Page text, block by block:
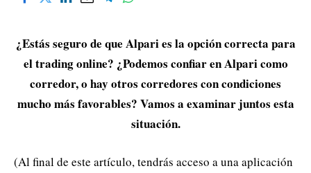
¿Estás seguro de que Alpari es la opción correcta para
el trading online? ¿Podemos confiar en Alpari como
corredor, o hay otros corredores con condiciones
mucho más favorables? Vamos a examinar juntos esta
situación.
(Al final de este artículo, tendrás acceso a una aplicación